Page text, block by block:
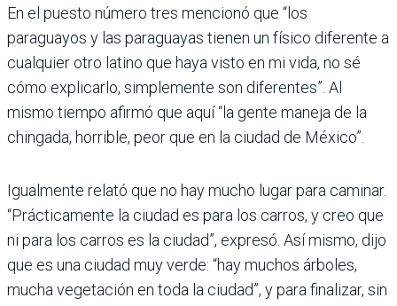
En el puesto número tres mencionó que “los
paraguayos y las paraguayas tienen un físico diferente a
cualquier otro latino que haya visto en mi vida, no sé
cómo explicarlo, simplemente son diferentes”. Al
mismo tiempo afirmó que aquí “la gente maneja de la
chingada, horrible, peor que en la ciudad de México”.
Igualmente relató que no hay mucho lugar para caminar.
“Prácticamente la ciudad es para los carros, y creo que
ni para los carros es la ciudad”, expresó. Así mismo, dijo
que es una ciudad muy verde: “hay muchos árboles,
mucha vegetación en toda la ciudad”, y para finalizar, sin